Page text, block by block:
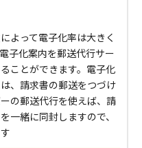
よって電子化率は大きく
子化案内を郵送代行サー
ことができます。電子化
、請求書の郵送をつづけ
の郵送代行を使えば、請
一緒に同封しますので、